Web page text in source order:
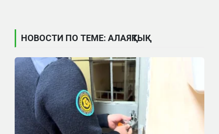
НОВОСТИ ПО ТЕМЕ: АЛАЯҚТЫҚ